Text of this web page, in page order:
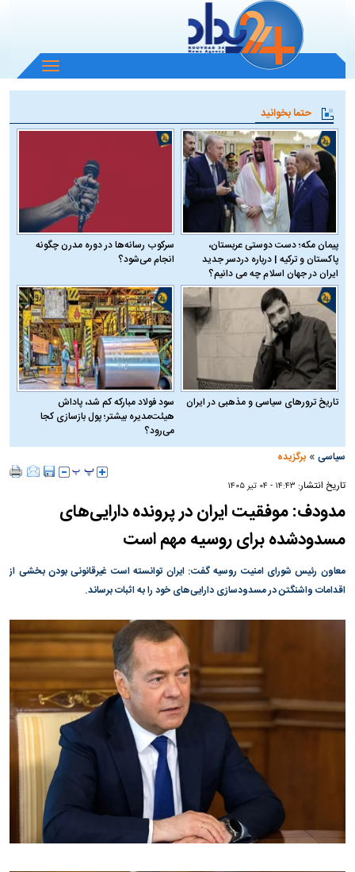
باز
و
منو
حتما بخوانید
پیمان مکه؛ دست دوستی عربستان،
پاکستان و ترکیه | درباره دردسر جدید
ایران در جهان اسلام چه می دانیم؟
سرکوب رسانه‌ها در دوره مدرن چگونه
انجام می‌شود؟
تاریخ ترورهای سیاسی و مذهبی در ایران
سود فولاد مبارکه کم شد، پاداش
هیئت‌مدیره بیشتر؛ پول بازسازی کجا
می‌رود؟
سیاسی »برگزیده
تاریخ انتشار: ۱۴:۴۳ - ۰۴ تير ۱۴۰۵
مدودف: موفقیت ایران در پرونده دارایی‌های
مسدودشده برای روسیه مهم است
معاون رئیس شورای امنیت روسیه گفت: ایران توانسته است غیرقانونی بودن بخشی از
اقدامات واشنگتن در مسدودسازی دارایی‌های خود را به اثبات برساند.